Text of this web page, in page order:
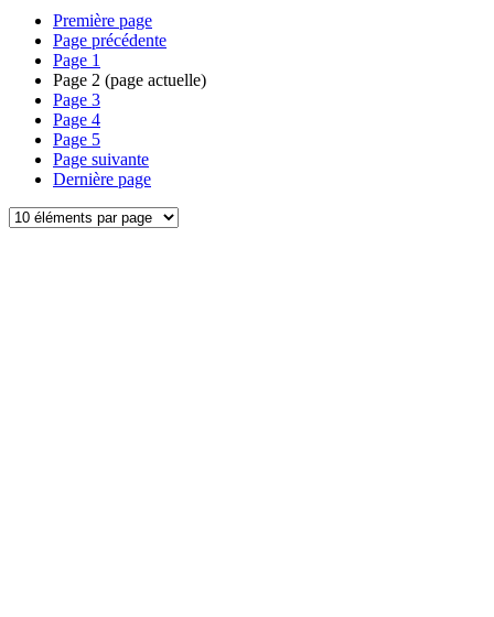
Première page
Page précédente
Page 1
Page 2 (page actuelle)
Page 3
Page 4
Page 5
Page suivante
Dernière page